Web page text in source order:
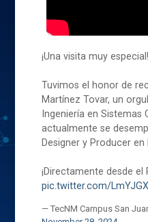
¡Una visita muy especial!
Tuvimos el honor de
Martínez Tovar, un
Ingeniería en Sistemas
actualmente se
Designer y Producer en
¡Directamente desde
pic.twitter.com/
— TecNM Campus San